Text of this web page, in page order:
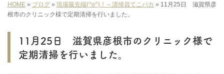
HOME » ブログ » 現場最先端(^o^)！～清掃員てこパカ » 11月25日 滋賀県彦
根市のクリニック様で定期清掃を行いました。
11月25日 滋賀県彦根市のクリニック様で
定期清掃を行いました。